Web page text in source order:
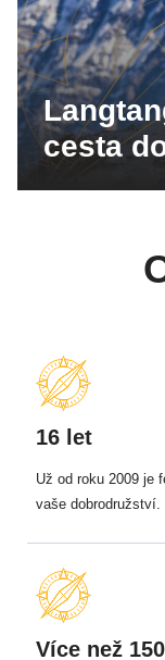
cesta
16 let
Už od roku 2009 je
vaše dobrodružství.
Více než